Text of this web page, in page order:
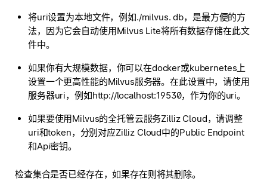
将uri设置为本地文件，例如./milvus. db，是最方便的方
法，因为它会自动使用Milvus Lite将所有数据存储在此文
件中。
如果你有大规模数据，你可以在docker或kubernetes上
设置一个更高性能的Milvus服务器。在此设置中，请使用
服务器uri，例如http://localhost:19530，作为你的uri。
如果要使用Milvus的全托管云服务Zilliz Cloud，请调整
uri和token，分别对应Zilliz Cloud中的Public Endpoint
和Api密钥。
检查集合是否已经存在，如果存在则将其删除。